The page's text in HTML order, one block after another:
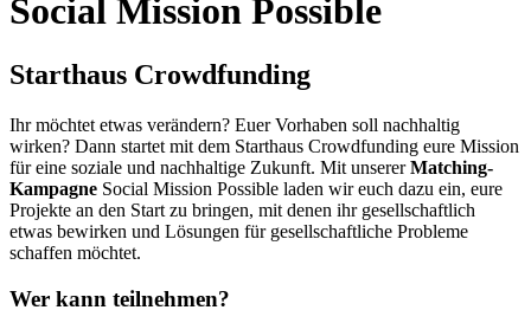
Social Mission Possible
Starthaus Crowdfunding
Ihr möchtet etwas verändern? Euer Vorhaben soll nachhaltig
wirken? Dann startet mit dem Starthaus Crowdfunding eure Mission
für eine soziale und nachhaltige Zukunft. Mit unsererMatching-
Kampagne Social Mission Possible laden wir euch dazu ein, eure
Projekte an den Start zu bringen, mit denen ihr gesellschaftlich
etwas bewirken und Lösungen für gesellschaftliche Probleme
schaffen möchtet.
Wer kann teilnehmen?